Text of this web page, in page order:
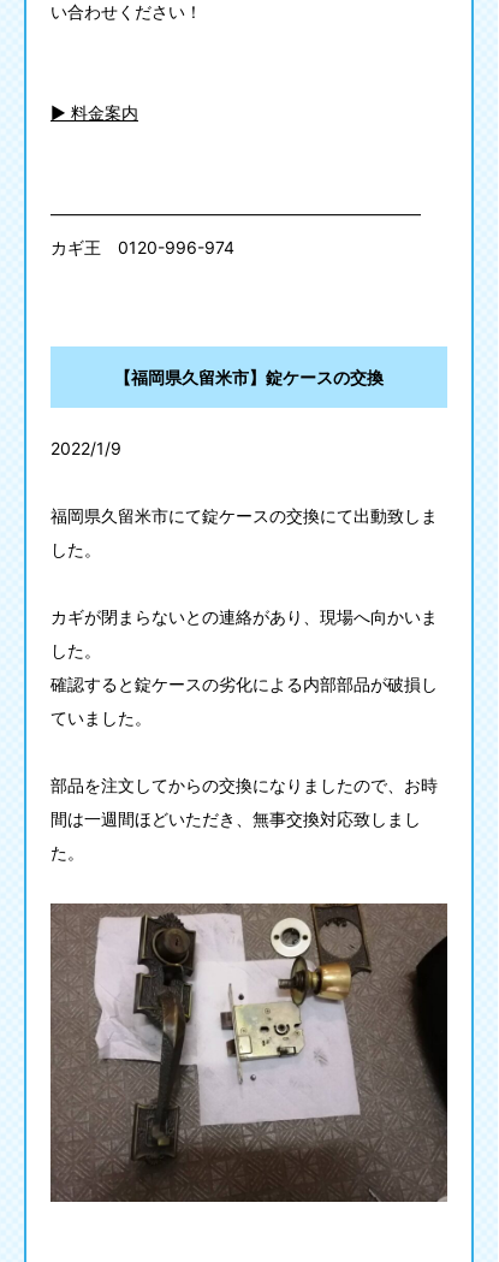
い合わせください！
▶︎ 料金案内
——————————————————————
カギ王 0120-996-974
【福岡県久留米市】錠ケースの交換
2022/1/9
福岡県久留米市にて錠ケースの交換にて出動致しま
した。
カギが閉まらないとの連絡があり、現場へ向かいま
した。
確認すると錠ケースの劣化による内部部品が破損し
ていました。
部品を注文してからの交換になりましたので、お時
間は一週間ほどいただき、無事交換対応致しまし
た。